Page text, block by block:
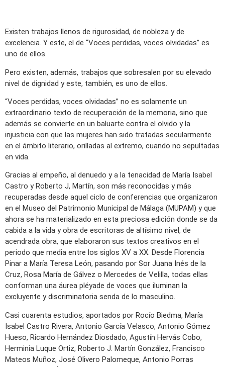
Existen trabajos llenos de rigurosidad, de nobleza y de
excelencia. Y este, el de “Voces perdidas, voces olvidadas” es
uno de ellos.
Pero existen, además, trabajos que sobresalen por su elevado
nivel de dignidad y este, también, es uno de ellos.
“Voces perdidas, voces olvidadas” no es solamente un
extraordinario texto de recuperación de la memoria, sino que
además se convierte en un baluarte contra el olvido y la
injusticia con que las mujeres han sido tratadas secularmente
en el ámbito literario, orilladas al extremo, cuando no sepultadas
en vida.
Gracias al empeño, al denuedo y a la tenacidad de María Isabel
Castro y Roberto J, Martín, son más reconocidas y más
recuperadas desde aquel ciclo de conferencias que organizaron
en el Museo del Patrimonio Municipal de Málaga (MUPAM) y que
ahora se ha materializado en esta preciosa edición donde se da
cabida a la vida y obra de escritoras de altísimo nivel, de
acendrada obra, que elaboraron sus textos creativos en el
periodo que media entre los siglos XV a XX. Desde Florencia
Pinar a María Teresa León, pasando por Sor Juana Inés de la
Cruz, Rosa María de Gálvez o Mercedes de Velilla, todas ellas
conforman una áurea pléyade de voces que iluminan la
excluyente y discriminatoria senda de lo masculino.
Casi cuarenta estudios, aportados por Rocío Biedma, María
Isabel Castro Rivera, Antonio García Velasco, Antonio Gómez
Hueso, Ricardo Hernández Diosdado, Agustín Hervás Cobo,
Herminia Luque Ortiz, Roberto J. Martín González, Francisco
Mateos Muñoz, José Olivero Palomeque, Antonio Porras